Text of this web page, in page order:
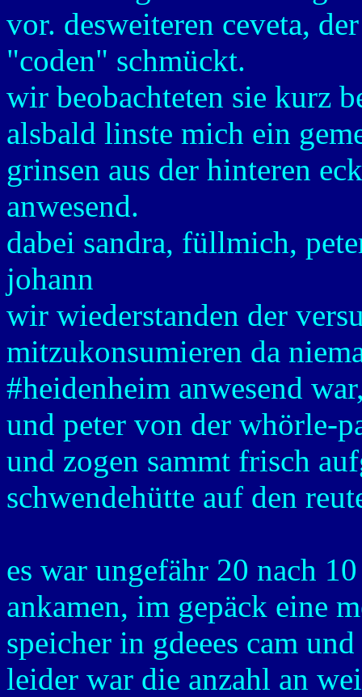
vor. desweiteren ceveta,
"coden" schmückt.
wir beobachteten sie kurz
alsbald linste mich ein
grinsen aus der hinteren
anwesend.
dabei sandra, füllmich,
johann
wir wiederstanden der
mitzukonsumieren da
#heidenheim anwesend
und peter von der whörle-
und zogen sammt frisch
schwendehütte auf den
es war ungefähr 20 nach
ankamen, im gepäck eine
speicher in gdeees cam
leider war die anzahl an